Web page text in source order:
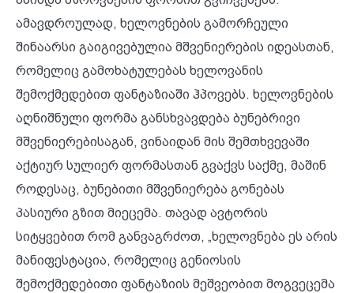
ამავდროულად, ხელოვნების გამორჩეული
შინაარსი გაიგივებულია მშვენიერების იდეასთან,
რომელიც გამოხატულებას ხელოვანის
შემოქმედებით ფანტაზიაში ჰპოვებს. ხელოვნების
აღნიშნული ფორმა განსხვავდება ბუნებრივი
მშვენიერებისაგან, ვინაიდან მის შემთხვევაში
აქტიურ სულიერ ფორმასთან გვაქვს საქმე, მაშინ
როდესაც, ბუნებითი მშვენიერება გონებას
პასიური გზით მიეცემა. თავად ავტორის
სიტყვებით რომ განვაგრძოთ, „ხელოვნება ეს არის
მანიფესტაცია, რომელიც გენიოსის
შემოქმედებითი ფანტაზიის მეშვეობით მოგვეცემა